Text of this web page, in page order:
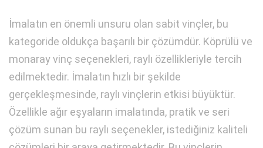
İmalatın en önemli unsuru olan sabit vinçler, bu
kategoride oldukça başarılı bir çözümdür. Köprülü ve
monaray vinç seçenekleri, raylı özellikleriyle tercih
edilmektedir. İmalatın hızlı bir şekilde
gerçekleşmesinde, raylı vinçlerin etkisi büyüktür.
Özellikle ağır eşyaların imalatında, pratik ve seri
çözüm sunan bu raylı seçenekler, istediğiniz kaliteli